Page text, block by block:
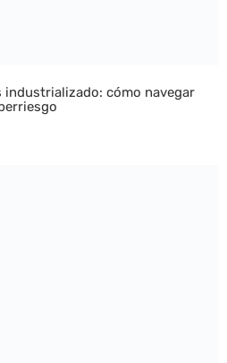
industrializado: cómo navegar